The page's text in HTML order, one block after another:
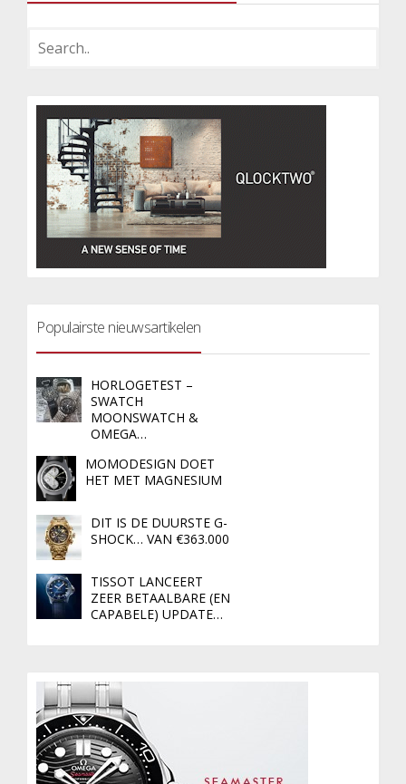
Populairste nieuwsartikelen
HORLOGETEST –
SWATCH
MOONSWATCH &
OMEGA…
MOMODESIGN DOET
HET MET MAGNESIUM
DIT IS DE DUURSTE G-
SHOCK… VAN €363.000
TISSOT LANCEERT
ZEER BETAALBARE (EN
CAPABELE) UPDATE…